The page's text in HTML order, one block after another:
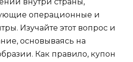
внутри страны,
операционные и
Изучайте этот вопрос и
основываясь на
Как правило, купон